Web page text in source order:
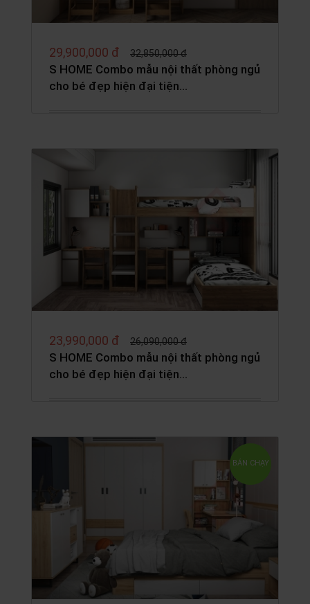
29,900,000 đ 32,850,000 đ
S HOME Combo mẫu nội thất phòng ngủ
cho bé đẹp hiện đại tiện…
23,990,000 đ 26,090,000 đ
S HOME Combo mẫu nội thất phòng ngủ
cho bé đẹp hiện đại tiện…
BÁN CHẠY